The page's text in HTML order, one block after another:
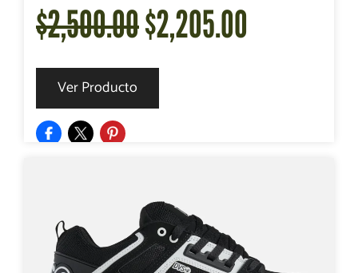
$2,500.00.$2,374.00.
$2,500.00El
precio
era:
$2,500.00.
$2,205.00
$2,205.00.
Ver Producto